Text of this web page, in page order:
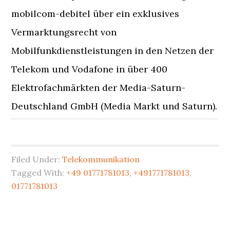
mobilcom-debitel über ein exklusives
Vermarktungsrecht von
Mobilfunkdienstleistungen in den Netzen der
Telekom und Vodafone in über 400
Elektrofachmärkten der Media-Saturn-
Deutschland GmbH (Media Markt und Saturn).
Filed Under:Telekommunikation
Tagged With: +49 01771781013, +491771781013,
01771781013